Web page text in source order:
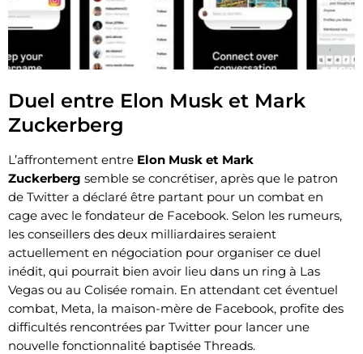
Duel entre Elon Musk et Mark
Zuckerberg
L’affrontement entre Elon Musk et Mark
Zuckerberg semble se concrétiser, après que le patron
de Twitter a déclaré être partant pour un combat en
cage avec le fondateur de Facebook. Selon les rumeurs,
les conseillers des deux milliardaires seraient
actuellement en négociation pour organiser ce duel
inédit, qui pourrait bien avoir lieu dans un ring à Las
Vegas ou au Colisée romain. En attendant cet éventuel
combat, Meta, la maison-mère de Facebook, profite des
difficultés rencontrées par Twitter pour lancer une
nouvelle fonctionnalité baptisée Threads.